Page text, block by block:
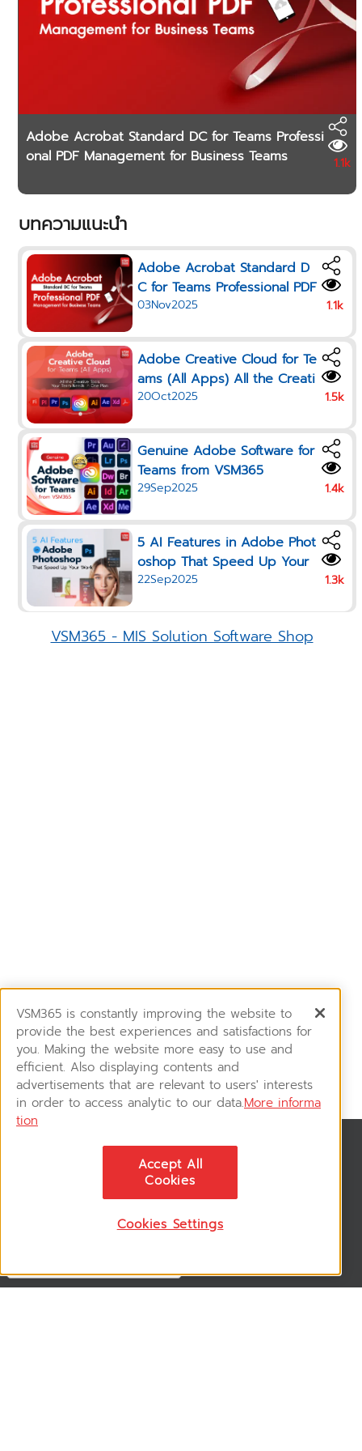
Adobe Acrobat Standard DC for Teams Professi
onal PDF Management for Business Teams
1.1k
บทความแนะนำ
Adobe Acrobat Standard D
C for Teams Professional PDF
Management for Business Te
03Nov2025 1.1k
Adobe Creative Cloud for Te
ams (All Apps) All the Creati
ve Tools Your Team Needs i
20Oct2025 1.5k
Genuine Adobe Software for
Teams from VSM365
29Sep2025 1.4k
5 AI Features in Adobe Phot
oshop That Speed Up Your
Work in 2025
22Sep2025 1.3k
VSM365 - MIS Solution Software Shop
ติดตามอัพเดทข่าวสาร, โปรโมชั่น, สินค้าราคาพิเศษ ได้ก่อนใคร
VSM365 is constantly improving the website to
provide the best experiences and satisfactions for
you. Making the website more easy to use and
efficient. Also displaying contents and
advertisements that are relevant to users' interests
in order to access analytic to our data.More informa
tion
Accept All
Cookies
Cookies Settings